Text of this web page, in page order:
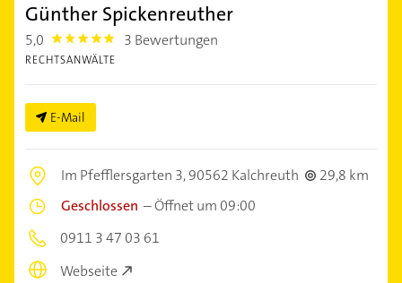
Günther Spickenreuther
5,0 5.0 3 Bewertungen
RECHTSANWÄLTE
E-Mail
Im Pfefflersgarten 3,90562 Kalchreuth
29,8 km
Geschlossen –Öffnet um 09:00
0911 3 47 03 61
Webseite